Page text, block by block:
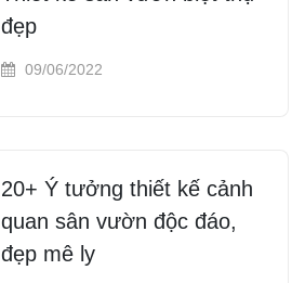
đẹp
09/06/2022
20+ Ý tưởng thiết kế cảnh
quan sân vườn độc đáo,
đẹp mê ly